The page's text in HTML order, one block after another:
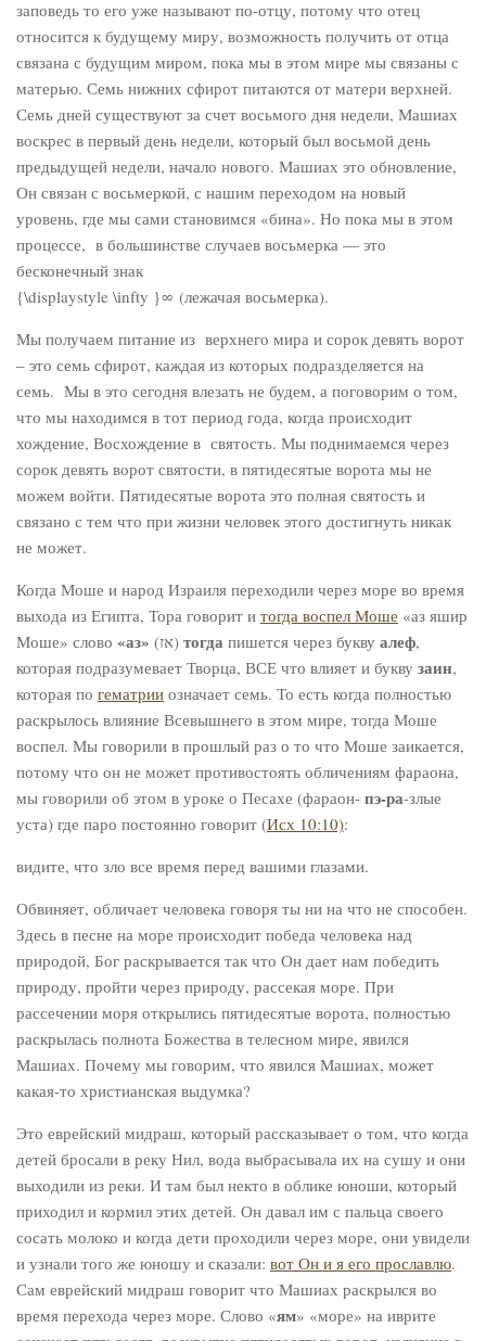
заповедь то его уже называют по-отцу, потому что отец
относится к будущему миру, возможность получить от отца
связана с будущим миром, пока мы в этом мире мы связаны с
матерью. Семь нижних сфирот питаются от матери верхней.
Семь дней существуют за счет восьмого дня недели, Машиах
воскрес в первый день недели, который был восьмой день
предыдущей недели, начало нового. Машиах это обновление,
Он связан с восьмеркой, с нашим переходом на новый
уровень, где мы сами становимся «бина». Но пока мы в этом
процессе, в большинстве случаев восьмерка — это
бесконечный знак
{\displaystyle \infty }∞ (лежачая восьмерка).
Мы получаем питание из верхнего мира и сорок девять ворот
– это семь сфирот, каждая из которых подразделяется на
семь. Мы в это сегодня влезать не будем, а поговорим о том,
что мы находимся в тот период года, когда происходит
хождение, Восхождение в святость. Мы поднимаемся через
сорок девять ворот святости, в пятидесятые ворота мы не
можем войти. Пятидесятые ворота это полная святость и
связано с тем что при жизни человек этого достигнуть никак
не может.
Когда Моше и народ Израиля переходили через море во время
выхода из Египта, Тора говорит и тогда воспел Моше «аз яшир
Моше» слово «аз» (אז) тогда пишется через букву алеф,
которая подразумевает Творца, ВСЕ что влияет и букву заин,
которая по гематрии означает семь. То есть когда полностью
раскрылось влияние Всевышнего в этом мире, тогда Моше
воспел. Мы говорили в прошлый раз о то что Моше заикается,
потому что он не может противостоять обличениям фараона,
мы говорили об этом в уроке о Песахе (фараон- пэ-ра-злые
уста) где паро постоянно говорит (Исх 10:10):
видите, что зло все время перед вашими глазами.
Обвиняет, обличает человека говоря ты ни на что не способен.
Здесь в песне на море происходит победа человека над
природой, Бог раскрывается так что Он дает нам победить
природу, пройти через природу, рассекая море. При
рассечении моря открылись пятидесятые ворота, полностью
раскрылась полнота Божества в телесном мире, явился
Машиах. Почему мы говорим, что явился Машиах, может
какая-то христианская выдумка?
Это еврейский мидраш, который рассказывает о том, что когда
детей бросали в реку Нил, вода выбрасывала их на сушу и они
выходили из реки. И там был некто в облике юноши, который
приходил и кормил этих детей. Он давал им с пальца своего
сосать молоко и когда дети проходили через море, они увидели
и узнали того же юношу и сказали: вот Он и я его прославлю.
Сам еврейский мидраш говорит что Машиах раскрылся во
время перехода через море. Слово «ям» «море» на иврите